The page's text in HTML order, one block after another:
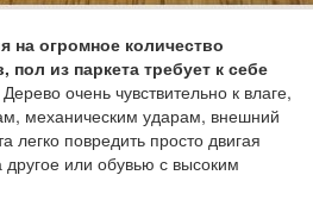
на огромное количество
пол из паркета требует к себе
Дерево очень чувствительно к влаге,
механическим ударам, внешний
легко повредить просто двигая
или обувью с высоким